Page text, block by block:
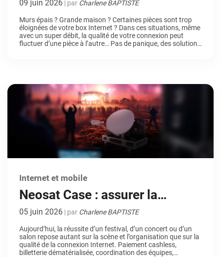
chez vous
09 juin 2026 | par Charlene BAPTISTE
Murs épais ? Grande maison ? Certaines pièces sont trop
éloignées de votre box Internet ? Dans ces situations, même
avec un super débit, la qualité de votre connexion peut
fluctuer d’une pièce à l’autre… Pas de panique, des solutions
Internet et mobile
Neosat Case : assurer la
connectivité des événements
et spectacles partout en France
05 juin 2026 | par Charlene BAPTISTE
Aujourd’hui, la réussite d’un festival, d’un concert ou d’un
salon repose autant sur la scène et l’organisation que sur la
qualité de la connexion Internet. Paiement cashless,
billetterie dématérialisée, coordination des équipes,